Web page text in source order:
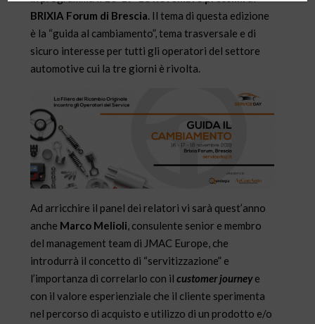
BRIXIA Forum di Brescia. Il tema di questa edizione
è la “guida al cambiamento”, tema trasversale e di
sicuro interesse per tutti gli operatori del settore
automotive cui la tre giorni è rivolta.
Ad arricchire il panel dei relatori vi sarà quest’anno
anche Marco Melioli, consulente senior e membro
del management team di JMAC Europe, che
introdurrà il concetto di “servitizzazione” e
l’importanza di correlarlo con ilcustomer journeye
con il valore esperienziale che il cliente sperimenta
nel percorso di acquisto e utilizzo di un prodotto e/o